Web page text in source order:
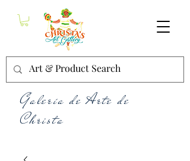
Galería de Arte de
Christa